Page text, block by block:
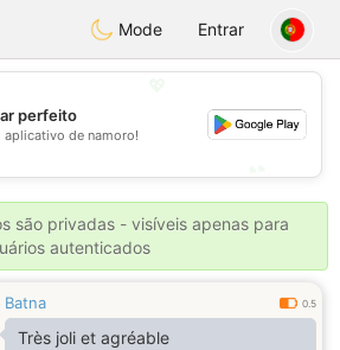
Dating
Mode Entrar
💕
perfeito
aplicativo de namoro!
são privadas - visíveis apenas para
autenticados
Batna 0.5
Très joli et agréable